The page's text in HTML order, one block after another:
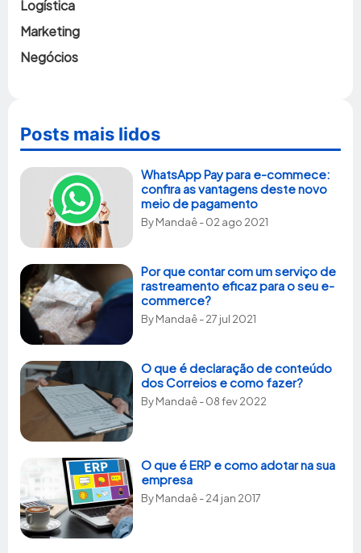
Logística
Marketing
Negócios
Posts mais lidos
WhatsApp Pay para e-commece:
confira as vantagens deste novo
meio de pagamento
ByMandaê- 02 ago 2021
Por que contar com um serviço de
rastreamento eficaz para o seu e-
commerce?
ByMandaê- 27 jul 2021
O que é declaração de conteúdo
dos Correios e como fazer?
ByMandaê- 08 fev 2022
O que é ERP e como adotar na sua
empresa
ByMandaê- 24 jan 2017